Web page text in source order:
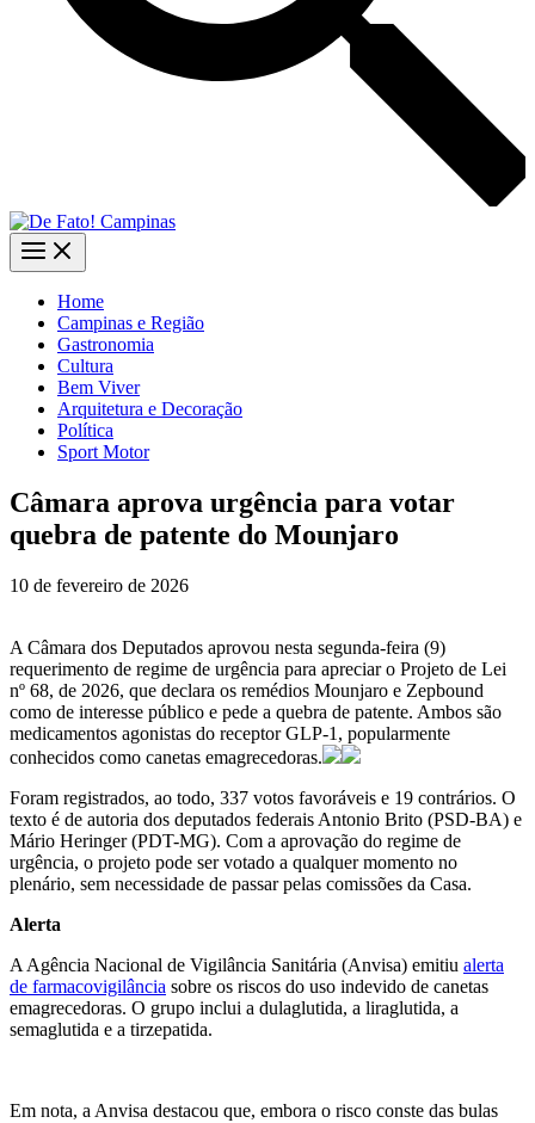
Home
Campinas e Região
Gastronomia
Cultura
Bem Viver
Arquitetura e Decoração
Política
Sport Motor
Câmara aprova urgência para votar
quebra de patente do Mounjaro
10 de fevereiro de 2026
A Câmara dos Deputados aprovou nesta segunda-feira (9)
requerimento de regime de urgência para apreciar o Projeto de Lei
nº 68, de 2026, que declara os remédios Mounjaro e Zepbound
como de interesse público e pede a quebra de patente. Ambos são
medicamentos agonistas do receptor GLP‑1, popularmente
conhecidos como canetas emagrecedoras.
Foram registrados, ao todo, 337 votos favoráveis e 19 contrários. O
texto é de autoria dos deputados federais Antonio Brito (PSD-BA) e
Mário Heringer (PDT-MG). Com a aprovação do regime de
urgência, o projeto pode ser votado a qualquer momento no
plenário, sem necessidade de passar pelas comissões da Casa.
Alerta
A Agência Nacional de Vigilância Sanitária (Anvisa) emitiu alerta
de farmacovigilância sobre os riscos do uso indevido de canetas
emagrecedoras. O grupo inclui a dulaglutida, a liraglutida, a
semaglutida e a tirzepatida.
Em nota, a Anvisa destacou que, embora o risco conste das bulas